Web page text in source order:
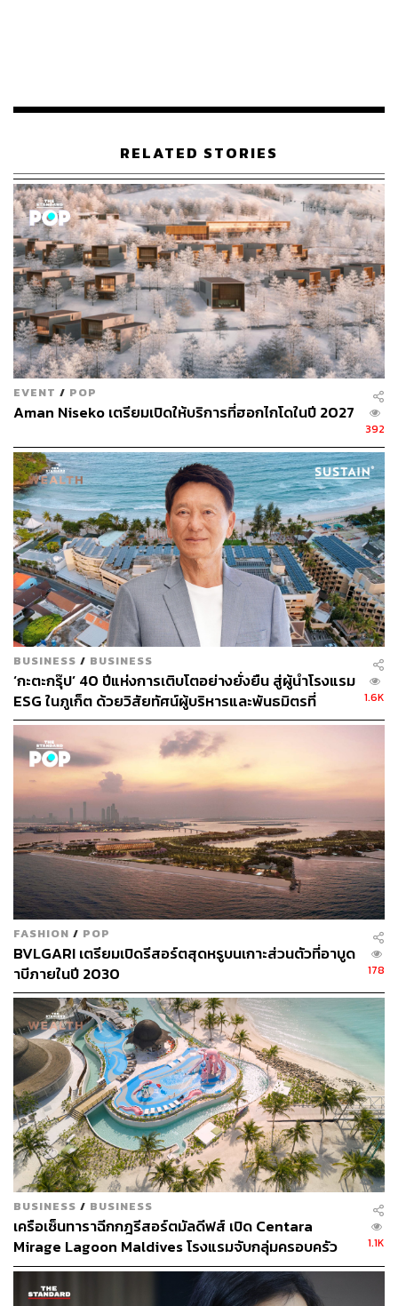
ยามเดินเล่นในรีสอร์ตก็จะได้ความรู้สึกที่ชิลไปอีกแบบ เพราะ
จะได้เจอกับความชุ่มชื่นของต้นไม้หลายพันธุ์ และเจ้าของยัง
ได้ออกแนวคิดให้ถนนที่นี่กว้างเป็นพิเศษ เผื่อใครอยากวิ่งออก
กำลังกายชิลๆ ก็ทำได้ และอีกอย่างที่สำคัญ ภายในรีสอร์ตจะ
ไม่อนุญาตให้รถภายนอกเข้ามาเลย เพราะฉะนั้นเดินเล่นที่นี่
ปลอดภัยแน่นอน
RELATED STORIES
EVENT / POP
Aman Niseko เตรียมเปิดให้บริการที่ฮอกไกโดในปี 2027
392
BUSINESS / BUSINESS
‘กะตะกรุ๊ป’ 40 ปีแห่งการเติบโตอย่างยั่งยืน สู่ผู้นำโรงแรม
ESG ในภูเก็ต ด้วยวิสัยทัศน์ผู้บริหารและพันธมิตรที่
แข็งแกร่ง
1.6K
FASHION / POP
BVLGARI เตรียมเปิดรีสอร์ตสุดหรูบนเกาะส่วนตัวที่อาบูด
าบีภายในปี 2030
178
BUSINESS / BUSINESS
เครือเซ็นทาราฉีกกฎรีสอร์ตมัลดีฟส์ เปิด Centara
Mirage Lagoon Maldives โรงแรมจับกลุ่มครอบครัว
ด้วยสวนน้ำ
1.1K